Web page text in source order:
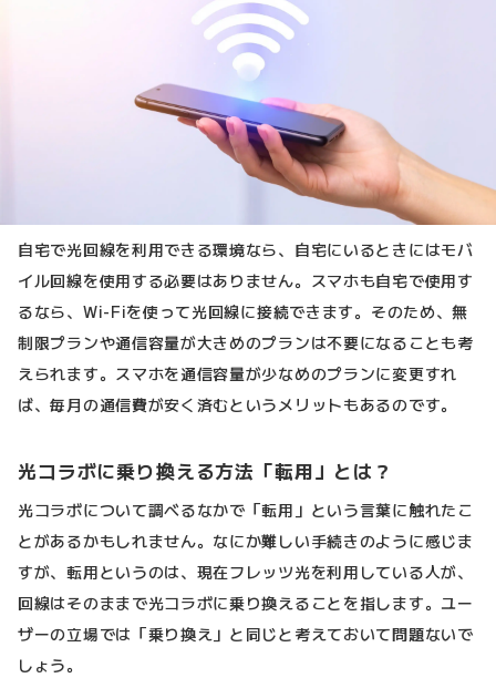
自宅で光回線を利用できる環境なら、自宅にいるときにはモバ
イル回線を使用する必要はありません。スマホも自宅で使用す
るなら、Wi-Fiを使って光回線に接続できます。そのため、無
制限プランや通信容量が大きめのプランは不要になることも考
えられます。スマホを通信容量が少なめのプランに変更すれ
ば、毎月の通信費が安く済むというメリットもあるのです。
光コラボに乗り換える方法「転用」とは？
光コラボについて調べるなかで「転用」という言葉に触れたこ
とがあるかもしれません。なにか難しい手続きのように感じま
すが、転用というのは、現在フレッツ光を利用している人が、
回線はそのままで光コラボに乗り換えることを指します。ユー
ザーの立場では「乗り換え」と同じと考えておいて問題ないで
しょう。